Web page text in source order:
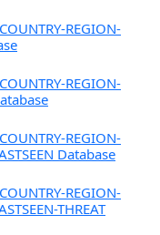
REGION-
REGION-
REGION-
Database
REGION-
THREAT